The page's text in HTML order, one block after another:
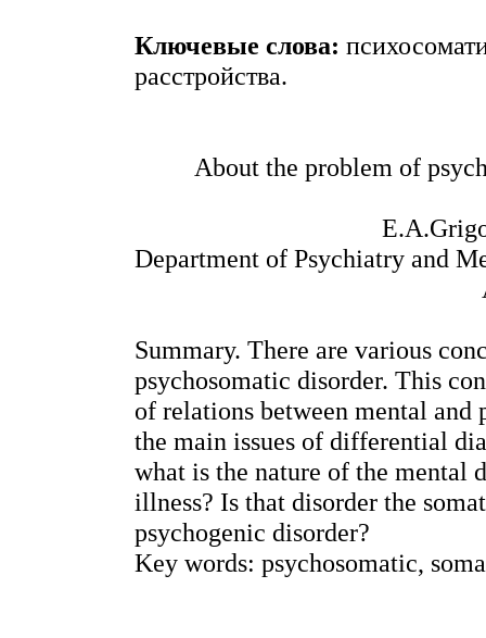
Ключевые слова:
расстройства.
About the problem of
Department of Psychiatry and
Summary. There are various
psychosomatic disorder. This
of relations between mental
the main issues of differential
what is the nature of the mental
illness? Is that disorder the
psychogenic disorder?
Key words: psychosomatic,